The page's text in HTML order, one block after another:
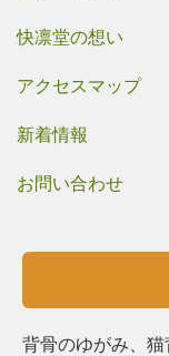
快凛堂の想い
アクセスマップ
新着情報
お問い合わせ
背骨のゆがみ、